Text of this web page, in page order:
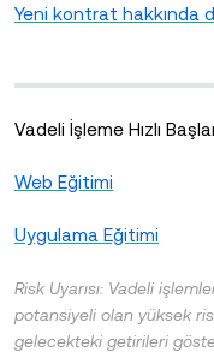
Yeni kontrat hakkında
Vadeli İşleme Hızlı
Web Eğitimi
Uygulama Eğitimi
Risk Uyarısı: Vadeli
potansiyeli olan yüksek
gelecekteki getirileri